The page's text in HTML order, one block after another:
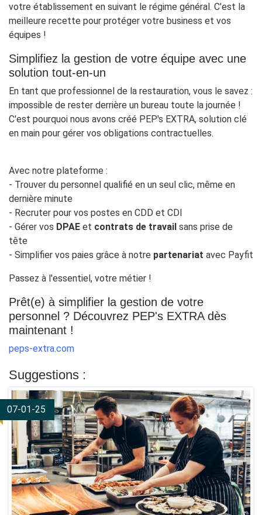
votre établissement en suivant le régime général. C'est la
meilleure recette pour protéger votre business et vos
équipes !
Simplifiez la gestion de votre équipe avec une
solution tout-en-un
En tant que professionnel de la restauration, vous le savez :
impossible de rester derrière un bureau toute la journée !
C'est pourquoi nous avons créé PEP's EXTRA, solution clé
en main pour gérer vos obligations contractuelles.
Avec notre plateforme :
- Trouver du personnel qualifié en un seul clic, même en
dernière minute
- Recruter pour vos postes en CDD et CDI
- Gérer vos DPAE et contrats de travail sans prise de
tête
- Simplifier vos paies grâce à notre partenariat avec Payfit
Passez à l'essentiel, votre métier !
Prêt(e) à simplifier la gestion de votre
personnel ? Découvrez PEP's EXTRA dès
maintenant !
peps-extra.com
Suggestions :
07-01-25